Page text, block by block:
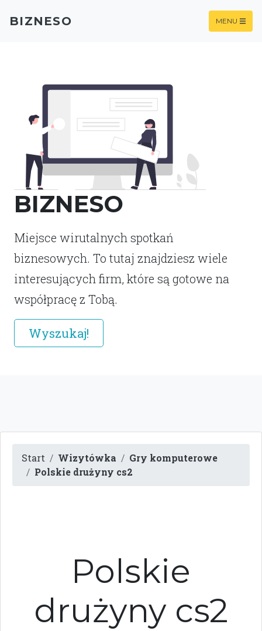
BIZNESO
Miejsce wirutalnych spotkań
biznesowych. To tutaj znajdziesz wiele
interesujących firm, które są gotowe na
współpracę z Tobą.
Wyszukaj!
BIZNESO MENU
Start Wizytówka
Gry komputerowe
Polskie drużyny cs2
Polskie
drużyny cs2